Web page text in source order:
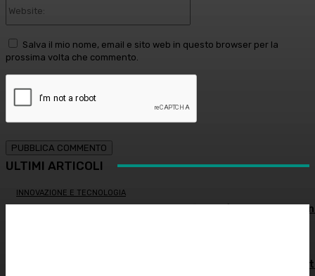
Salva il mio nome, email e sito web in questo browser per la
prossima volta che commento.
ULTIMI ARTICOLI
INNOVAZIONE E TECNOLOGIA
Virus creati con l’intelligenza artificiale: è la prima volta
Restituire luce e vitalità allo sguardo, tra medicina